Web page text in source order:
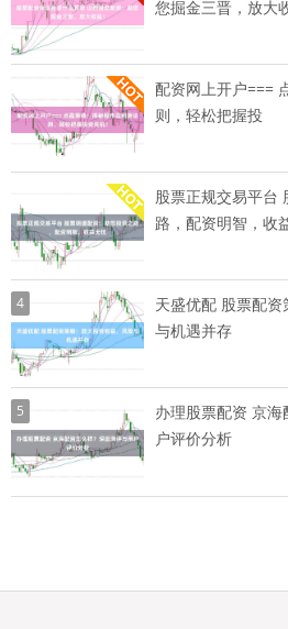
您掘金三晋，放大
配资网上开户===
则，轻松把握投
股票正规交易平台
路，配资明智，收
4
天盛优配 股票配
与机遇并存
5
办理股票配资 京
户评价分析